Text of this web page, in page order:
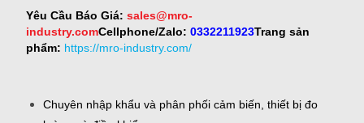
Yêu Cầu Báo Giá: sales@mro-
industry.comCellphone/Zalo: 0332211923Trang sản
phẩm: https://mro-industry.com/
Chuyên nhập khẩu và phân phối cảm biến, thiết bị đo